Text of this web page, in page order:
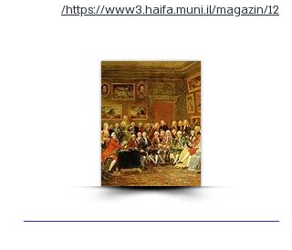
https://www3.haifa.muni.il/magazin/12/